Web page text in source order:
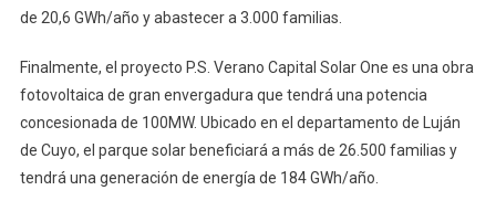
de 20,6 GWh/año y abastecer a 3.000 familias.
Finalmente, el proyecto P.S. Verano Capital Solar One es una obra
fotovoltaica de gran envergadura que tendrá una potencia
concesionada de 100MW. Ubicado en el departamento de Luján
de Cuyo, el parque solar beneficiará a más de 26.500 familias y
tendrá una generación de energía de 184 GWh/año.